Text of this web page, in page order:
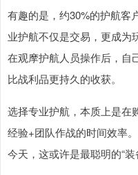
有趣的是，约30%的护航客
业护航不仅是交易，更成为
在观摩护航人员操作后，
比战利品更持久的收获。
选择专业护航，本质上是在
经验+团队作战的时间效率
今天，这或许是最聪明的“装